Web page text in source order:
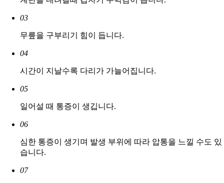
03
무릎을 구부리기 힘이 듭니다.
04
시간이 지날수록 다리가 가늘어집니다.
05
일어설 때 통증이 생깁니다.
06
심한 통증이 생기며 발생 부위에 따라 압통을 느낄 수도 있
습니다.
07